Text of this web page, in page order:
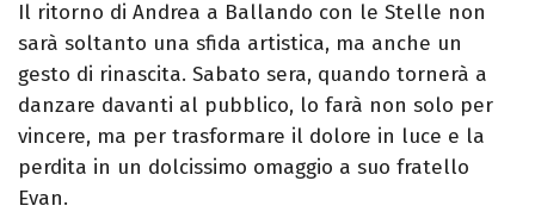
Il ritorno di Andrea a Ballando con le Stelle non
sarà soltanto una sfida artistica, ma anche un
gesto di rinascita. Sabato sera, quando tornerà a
danzare davanti al pubblico, lo farà non solo per
vincere, ma per trasformare il dolore in luce e la
perdita in un dolcissimo omaggio a suo fratello
Evan.